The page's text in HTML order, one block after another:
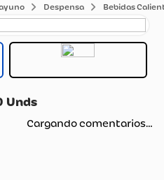
Despensa Bebidas
Unds
Cargando comentarios…